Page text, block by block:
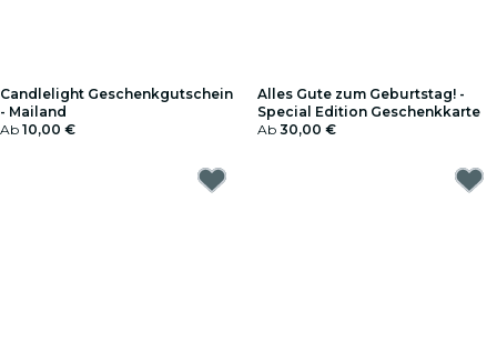
Candlelight Geschenkgutschein
- Mailand
Ab 10,00 €
Alles Gute zum Geburtstag! -
Special Edition Geschenkkarte
Ab 30,00 €